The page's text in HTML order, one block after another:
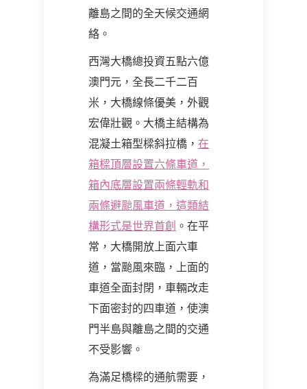
離島之間的全天候交通網
絡。
西灣大橋總投資五點六億
澳門元，全長二千二百
米，大橋線條優美，外觀
宏偉壯觀。大橋主結構為
混凝土箱型樑斜拉橋， 在
箱樑頂層設置六條車道，
箱內底層設置兩條輕軌和
兩條避颱風車道，這類結
構形式是世界首創 。在平
常，大橋開放上面六車
道，當颱風來臨，上面的
車道全面封閉，車輛改走
下面密封的四車道，使澳
門半島與離島之間的交通
不受影響。
為滿足橋樑的通航需要，